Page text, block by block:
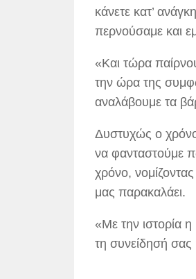
κάνετε κατ’
περνούσαμε και
«Και τώρα
την ώρα της
αναλάβουμε τα
Δυστυχώς ο
να φανταστούμε
χρόνο,
μας παρακαλάει.
«Με την ιστορία η
τη συνείδησή